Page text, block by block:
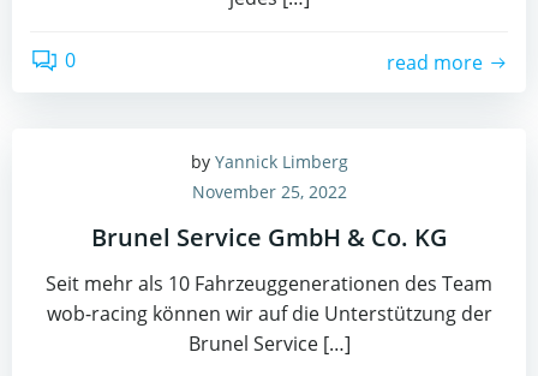
0 read more
by Yannick Limberg
November 25, 2022
Brunel Service GmbH & Co. KG
Seit mehr als 10 Fahrzeuggenerationen des Team
wob-racing können wir auf die Unterstützung der
Brunel Service […]